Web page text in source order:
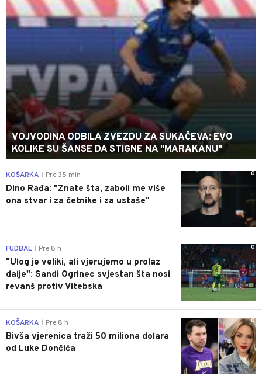
VOJVODINA ODBILA ZVEZDU ZA SUKAČEVA: EVO
KOLIKE SU ŠANSE DA STIGNE NA "MARAKANU"
0
KOŠARKA Pre 35 min
Dino Rađa: "Znate šta, zaboli me više
ona stvar i za četnike i za ustaše"
0
FUDBAL Pre 8 h
"Ulog je veliki, ali vjerujemo u prolaz
dalje": Sandi Ogrinec svjestan šta nosi
revanš protiv Vitebska
0
KOŠARKA Pre 8 h
Bivša vjerenica traži 50 miliona dolara
od Luke Dončića